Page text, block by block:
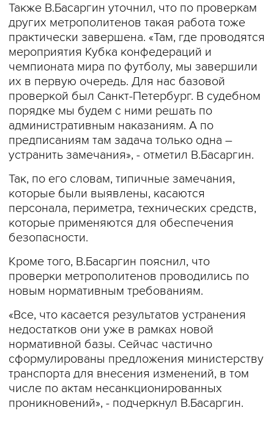
Также В.Басаргин уточнил, что по проверкам
других метрополитенов такая работа тоже
практически завершена. «Там, где проводятся
мероприятия Кубка конфедераций и
чемпионата мира по футболу, мы завершили
их в первую очередь. Для нас базовой
проверкой был Санкт-Петербург. В судебном
порядке мы будем с ними решать по
административным наказаниям. А по
предписаниям там задача только одна –
устранить замечания», - отметил В.Басаргин.
Так, по его словам, типичные замечания,
которые были выявлены, касаются
персонала, периметра, технических средств,
которые применяются для обеспечения
безопасности.
Кроме того, В.Басаргин пояснил, что
проверки метрополитенов проводились по
новым нормативным требованиям.
«Все, что касается результатов устранения
недостатков они уже в рамках новой
нормативной базы. Сейчас частично
сформулированы предложения министерству
транспорта для внесения изменений, в том
числе по актам несанкционированных
проникновений», - подчеркнул В.Басаргин.